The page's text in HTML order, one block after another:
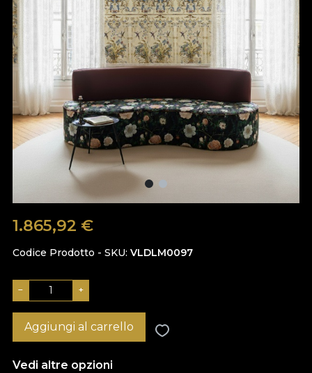
1.865,92 €
Codice Prodotto - SKU VLDLM0097
− +
Aggiungi al carrello
Vedi altre opzioni